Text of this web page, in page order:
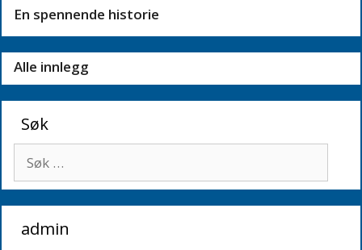
En spennende historie
Alle innlegg
Søk
etter:
admin